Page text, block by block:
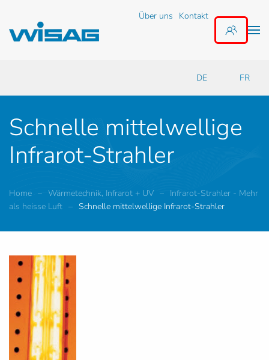
Zum Hauptinhalt springen
Über uns Kontakt
DE FR
Schnelle mittelwellige
Infrarot-Strahler
Home Wärmetechnik, Infrarot + UV
Infrarot-Strahler - Mehr
als heisse Luft
Schnelle mittelwellige Infrarot-Strahler